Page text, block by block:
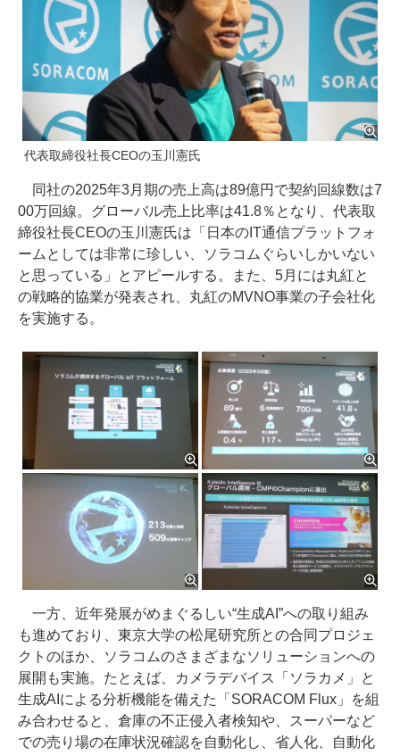
代表取締役社長CEOの玉川憲氏
同社の2025年3月期の売上高は89億円で契約回線数は7
00万回線。グローバル売上比率は41.8％となり、代表取
締役社長CEOの玉川憲氏は「日本のIT通信プラットフォ
ームとしては非常に珍しい、ソラコムぐらいしかいない
と思っている」とアピールする。また、5月には丸紅と
の戦略的協業が発表され、丸紅のMVNO事業の子会社化
を実施する。
一方、近年発展がめまぐるしい“生成AI”への取り組み
も進めており、東京大学の松尾研究所との合同プロジェ
クトのほか、ソラコムのさまざまなソリューションへの
展開も実施。たとえば、カメラデバイス「ソラカメ」と
生成AIによる分析機能を備えた「SORACOM Flux」を組
み合わせると、倉庫の不正侵入者検知や、スーパーなど
での売り場の在庫状況確認を自動化し、省人化、自動化